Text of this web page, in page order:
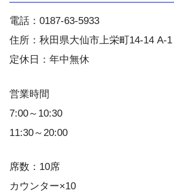
電話：0187-63-5933
住所：秋田県大仙市上栄町14-14 A-1
定休日：年中無休
営業時間
7:00～10:30
11:30～20:00
席数：10席
カウンター×10